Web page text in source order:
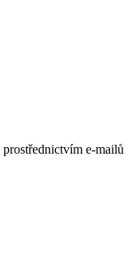
prostřednictvím e-mailů